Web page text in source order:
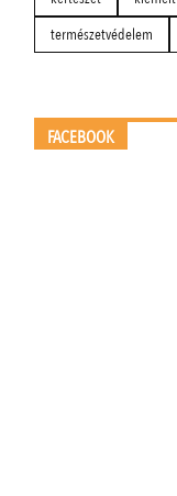
természetvédelem
FACEBOOK